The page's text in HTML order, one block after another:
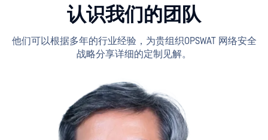
认识我们的团队
他们可以根据多年的行业经验，为贵组织OPSWAT 网络安全
战略分享详细的定制见解。